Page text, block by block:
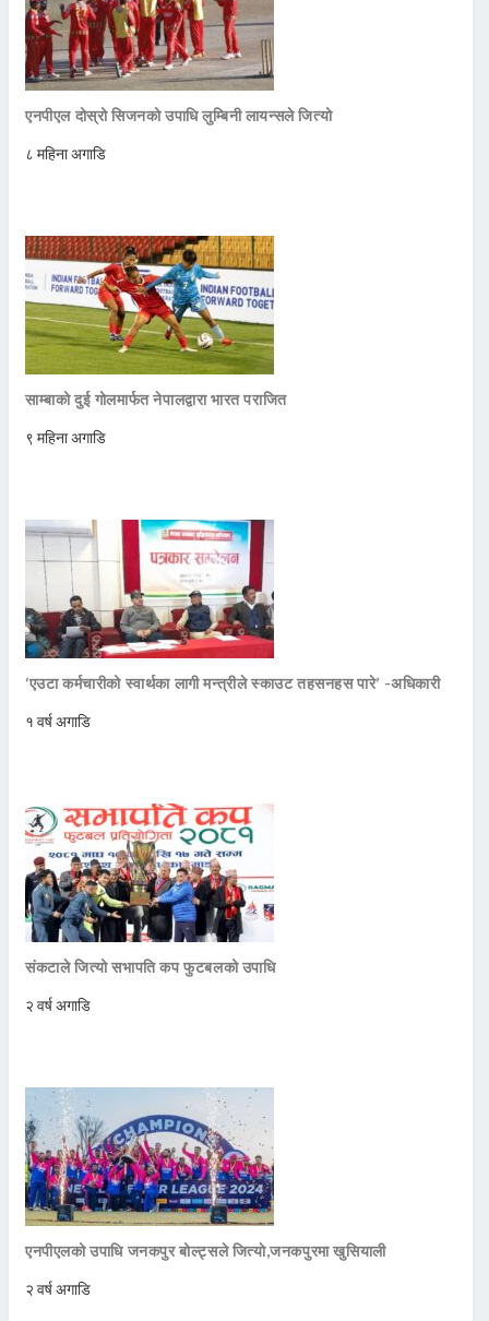
एनपीएल दोस्रो सिजनको उपाधि लुम्बिनी लायन्सले जित्यो
८ महिना अगाडि
साम्बाको दुई गोलमार्फत नेपालद्वारा भारत पराजित
९ महिना अगाडि
‘एउटा कर्मचारीको स्वार्थका लागी मन्त्रीले स्काउट तहसनहस पारे’ -अधिकारी
१ वर्ष अगाडि
संकटाले जित्यो सभापति कप फुटबलको उपाधि
२ वर्ष अगाडि
एनपीएलको उपाधि जनकपुर बोल्ट्सले जित्याे,जनकपुरमा खुसियाली
२ वर्ष अगाडि